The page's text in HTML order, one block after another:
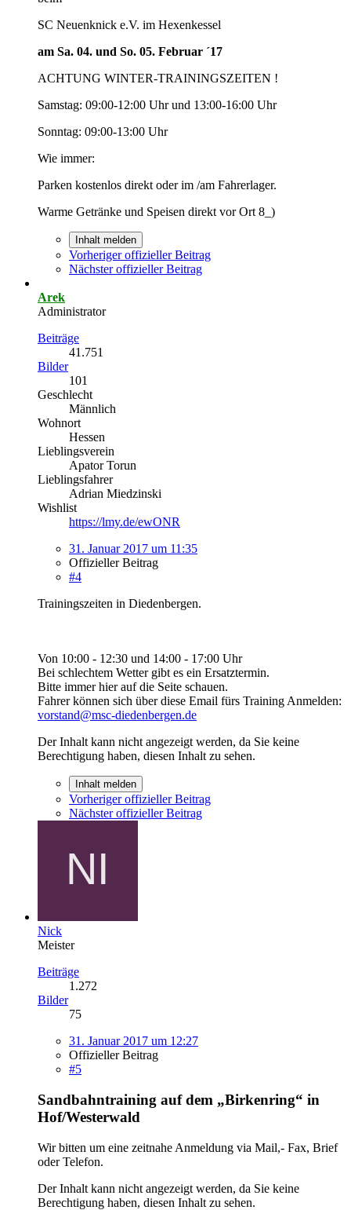
SC Neuenknick e.V. im Hexenkessel
am Sa. 04. und So. 05. Februar ´17
ACHTUNG WINTER-TRAININGSZEITEN !
Samstag: 09:00-12:00 Uhr und 13:00-16:00 Uhr
Sonntag: 09:00-13:00 Uhr
Wie immer:
Parken kostenlos direkt oder im /am Fahrerlager.
Warme Getränke und Speisen direkt vor Ort 8_)
Inhalt melden
Vorheriger offizieller Beitrag
Nächster offizieller Beitrag
Arek
Administrator
Beiträge
41.751
Bilder
101
Geschlecht
Männlich
Wohnort
Hessen
Lieblingsverein
Apator Torun
Lieblingsfahrer
Adrian Miedzinski
Wishlist
https://lmy.de/ewONR
31. Januar 2017 um 11:35
Offizieller Beitrag
#4
Trainingszeiten in Diedenbergen.
Von 10:00 - 12:30 und 14:00 - 17:00 Uhr
Bei schlechtem Wetter gibt es ein Ersatztermin.
Bitte immer hier auf die Seite schauen.
Fahrer können sich über diese Email fürs Training Anmelden:
vorstand@msc-diedenbergen.de
Der Inhalt kann nicht angezeigt werden, da Sie keine
Berechtigung haben, diesen Inhalt zu sehen.
Inhalt melden
Vorheriger offizieller Beitrag
Nächster offizieller Beitrag
Nick
Meister
Beiträge
1.272
Bilder
75
31. Januar 2017 um 12:27
Offizieller Beitrag
#5
Sandbahntraining auf dem „Birkenring“ in
Hof/Westerwald
Wir bitten um eine zeitnahe Anmeldung via Mail,- Fax, Brief
oder Telefon.
Der Inhalt kann nicht angezeigt werden, da Sie keine
Berechtigung haben, diesen Inhalt zu sehen.